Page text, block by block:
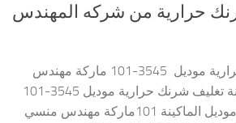
حرارية من شركه المهندس
ماكينة تغليف شرنك حرارية موديل 3545-101 ماركة مهندس
منسي مواصفات ماكينة تغليف شرنك حرارية موديل 3545-101
ماركة مهندس منسي موديل الماكينة 101ماركة مهندس منسي